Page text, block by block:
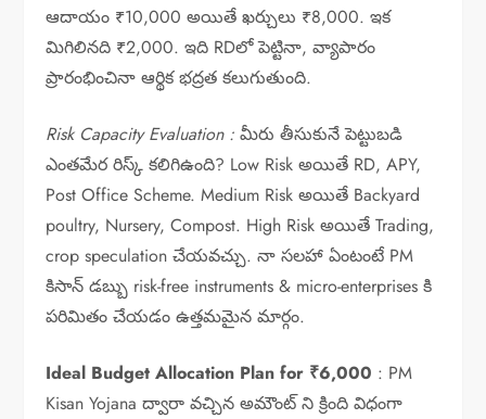
ఆదాయం ₹10,000 అయితే ఖర్చులు ₹8,000. ఇక
మిగిలినది ₹2,000. ఇది RDలో పెట్టినా, వ్యాపారం
ప్రారంభించినా ఆర్థిక భద్రత కలుగుతుంది.
Risk Capacity Evaluation : మీరు తీసుకునే పెట్టుబడి
ఎంతమేర రిస్క్ కలిగిఉంది? Low Risk అయితే RD, APY,
Post Office Scheme. Medium Risk అయితే Backyard
poultry, Nursery, Compost. High Risk అయితే Trading,
crop speculation చేయవచ్చు. నా సలహా ఏంటంటే PM
కిసాన్ డబ్బు risk-free instruments & micro-enterprises కి
పరిమితం చేయడం ఉత్తమమైన మార్గం.
Ideal Budget Allocation Plan for ₹6,000 : PM
Kisan Yojana ద్వారా వచ్చిన అమౌంట్ ని క్రింది విధంగా